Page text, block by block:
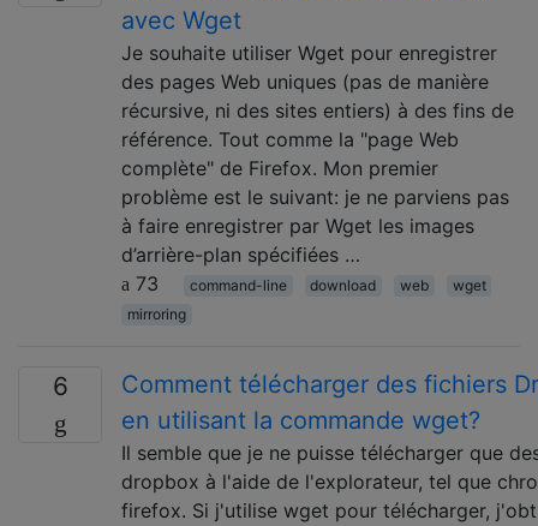
avec Wget
Je souhaite utiliser Wget pour enregistrer
des pages Web uniques (pas de manière
récursive, ni des sites entiers) à des fins de
référence. Tout comme la "page Web
complète" de Firefox. Mon premier
problème est le suivant: je ne parviens pas
à faire enregistrer par Wget les images
d’arrière-plan spécifiées …
73
command-line download web
wget
mirroring
6
Comment télécharger des fichiers
en utilisant la commande wget?
Il semble que je ne puisse télécharger que
dropbox à l'aide de l'explorateur, tel que
firefox. Si j'utilise wget pour télécharger,